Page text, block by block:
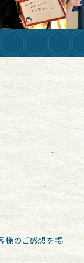
様のご感想を掲